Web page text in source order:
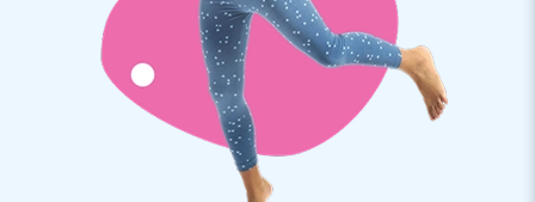
deposito sicuro per il tuo veicolo
Le stazioni gonfiabili per auto e biciclette sono di facile
utilizzo. Parcheggi la tua auto nella capsula per auto, tiri la
copertura protettiva trasparente sul veicolo, colleghi il
ventilatore e la tua rimessa gonfiabile è pronta. La protezione
dell'auto è priva di polvere, è resistente e non lascia passare